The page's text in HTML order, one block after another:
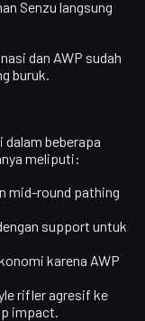
Senzu langsung
dan AWP sudah
buruk.
dalam beberapa
meliputi:
mid-round pathing
support untuk
karena AWP
rifler agresif ke
impact.